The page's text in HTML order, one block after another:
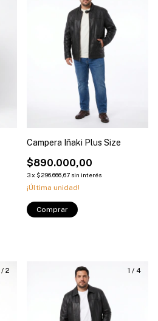
Campera Iñaki Plus Size
$890.000,00
3x $296.666,67 sin interés
¡Última unidad!
Comprar
/ 2 1 / 4